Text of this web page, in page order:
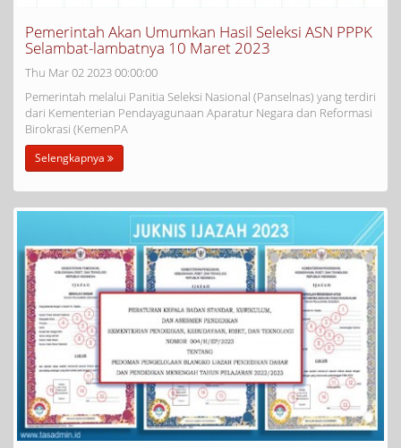
Pemerintah Akan Umumkan Hasil Seleksi ASN PPPK
Selambat-lambatnya 10 Maret 2023
Thu Mar 02 2023 00:00:00
Pemerintah melalui Panitia Seleksi Nasional (Panselnas) yang terdiri
dari Kementerian Pendayagunaan Aparatur Negara dan Reformasi
Birokrasi (KemenPA
Selengkapnya